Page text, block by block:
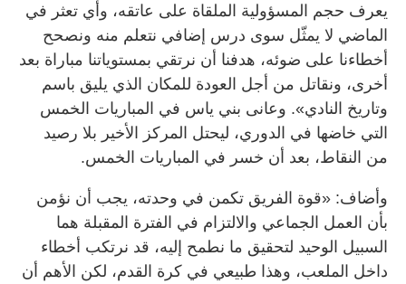
يعرف حجم المسؤولية الملقاة على عاتقه، وأي تعثر في
الماضي لا يمثّل سوى درس إضافي نتعلم منه ونصحح
أخطاءنا على ضوئه، هدفنا أن نرتقي بمستوياتنا مباراة بعد
أخرى، ونقاتل من أجل العودة للمكان الذي يليق باسم
وتاريخ النادي». وعانى بني ياس في المباريات الخمس
التي خاضها في الدوري، ليحتل المركز الأخير بلا رصيد
من النقاط، بعد أن خسر في المباريات الخمس.
وأضاف: «قوة الفريق تكمن في وحدته، يجب أن نؤمن
بأن العمل الجماعي والالتزام في الفترة المقبلة هما
السبيل الوحيد لتحقيق ما نطمح إليه، قد نرتكب أخطاء
داخل الملعب، وهذا طبيعي في كرة القدم، لكن الأهم أن